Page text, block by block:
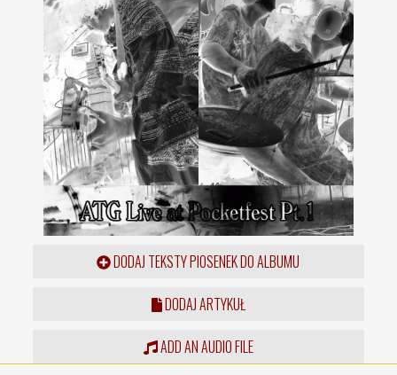
DODAJ TEKSTY PIOSENEK DO ALBUMU
DODAJ ARTYKUŁ
ADD AN AUDIO FILE